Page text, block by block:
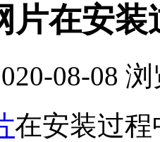
片在安
08-08 浏
在安装过